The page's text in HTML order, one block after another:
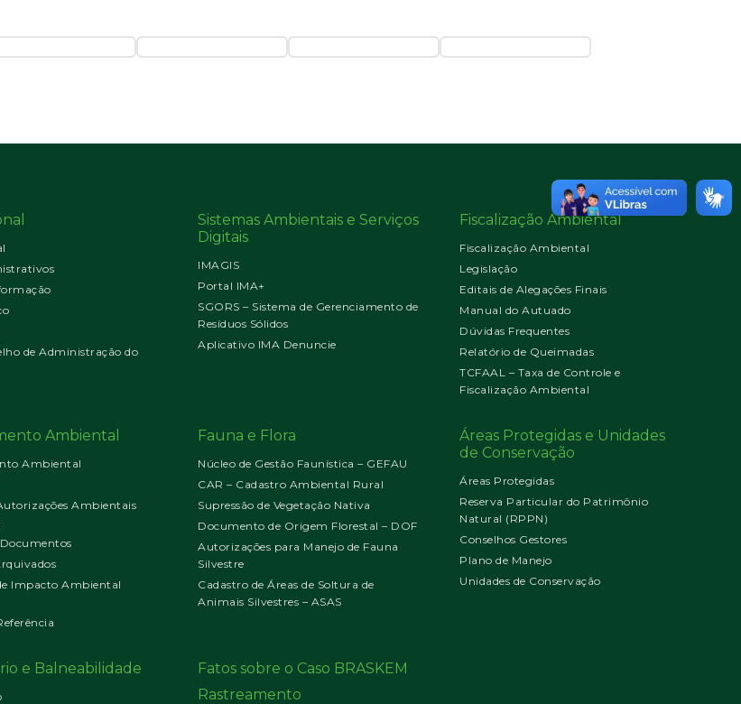
de Administração do
Sistemas Ambientais e Serviços
Digitais
IMAGIS
Portal IMA+
SGORS – Sistema de Gerenciamento de
Resíduos Sólidos
Aplicativo IMA Denuncie
Fiscalização Ambiental
Fiscalização Ambiental
Legislação
Editais de Alegações Finais
Manual do Autuado
Dúvidas Frequentes
Relatório de Queimadas
TCFAAL – Taxa de Controle e
Fiscalização Ambiental
Ambiental
Ambiental
Ambientais
Impacto Ambiental
Fauna e Flora
Núcleo de Gestão Faunística – GEFAU
CAR – Cadastro Ambiental Rural
Supressão de Vegetação Nativa
Documento de Origem Florestal – DOF
Autorizações para Manejo de Fauna
Silvestre
Cadastro de Áreas de Soltura de
Animais Silvestres – ASAS
Áreas Protegidas e Unidades
de Conservação
Áreas Protegidas
Reserva Particular do Patrimônio
Natural (RPPN)
Conselhos Gestores
Plano de Manejo
Unidades de Conservação
e Balneabilidade
Fatos sobre o Caso BRASKEM
Rastreamento